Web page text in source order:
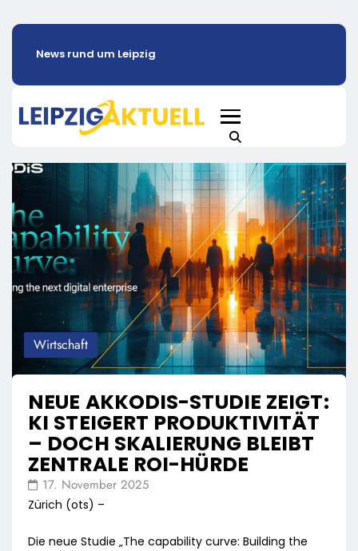
News rund um Leipzig
Wirtschaft
NEUE AKKODIS-STUDIE ZEIGT:
KI STEIGERT PRODUKTIVITÄT
– DOCH SKALIERUNG BLEIBT
ZENTRALE ROI-HÜRDE
17. November 2025
Zürich (ots) –
Die neue Studie „The capability curve: Building the